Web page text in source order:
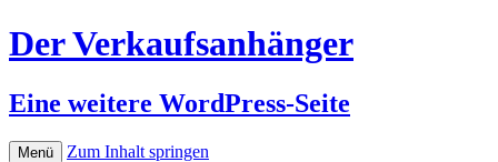
Der Verkaufsanhänger
Eine weitere WordPress-Seite
Menü Zum Inhalt springen